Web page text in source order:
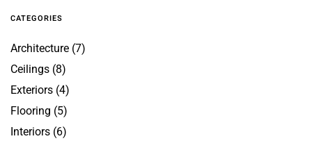
CATEGORIES
Architecture (7)
Ceilings (8)
Exteriors (4)
Flooring (5)
Interiors (6)